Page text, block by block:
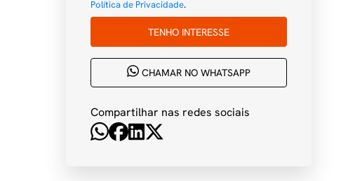
Política de Privacidade.
TENHO INTERESSE
CHAMAR NO WHATSAPP
Compartilhar nas redes sociais